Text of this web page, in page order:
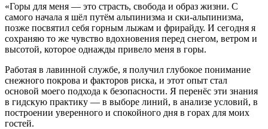
«Горы для меня — это страсть, свобода и образ жизни. С
самого начала я шёл путём альпинизма и ски-альпинизма,
позже посвятил себя горным лыжам и фрирайду. И сегодня я
сохраняю то же чувство вдохновения перед снегом, ветром и
высотой, которое однажды привело меня в горы.
Работая в лавинной службе, я получил глубокое понимание
снежного покрова и факторов риска, и этот опыт стал
основой моего подхода к безопасности. Я перенёс эти знания
в гидскую практику — в выборе линий, в анализе условий, в
построении уверенного и спокойного дня в горах для моих
гостей.